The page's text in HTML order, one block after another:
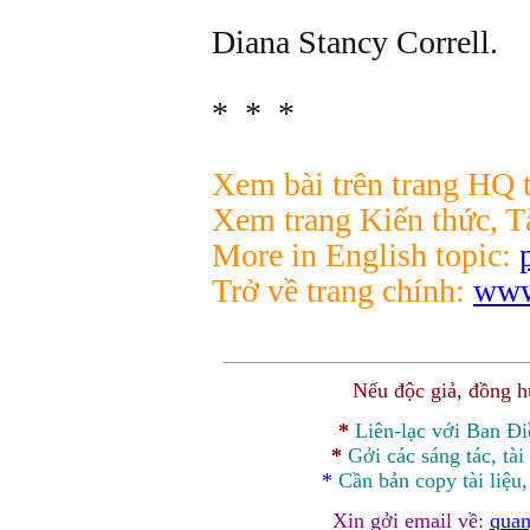
Diana Stancy Correll.
* * *
Xem bài trên trang
Xem trang Kiến thức,
More in English topic:
Trở về trang chính:
Nếu độc giả, đồng
* Liên-lạc với Ban
* Gởi các sáng tác,
* Cần bản copy tài
Xin gởi email về: